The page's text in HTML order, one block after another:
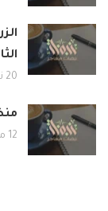
20 نوفمبر 2020
12 مايو 2012